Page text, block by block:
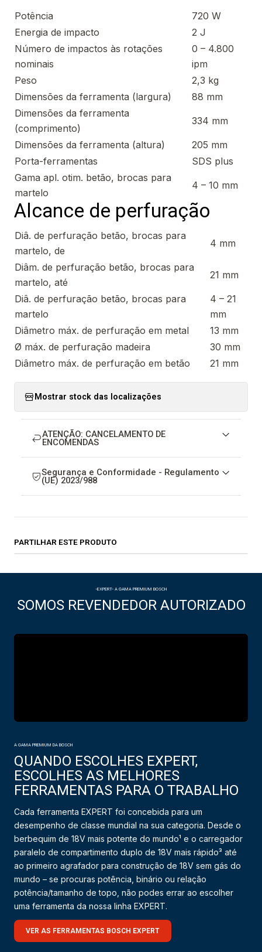
Potência
720 W
Energia de impacto
2 J
Número de impactos às rotações
nominais
0 – 4.800
ipm
Peso
2,3 kg
Dimensões da ferramenta (largura)
88 mm
Dimensões da ferramenta
(comprimento)
334 mm
Dimensões da ferramenta (altura)
205 mm
Porta-ferramentas
SDS plus
Gama apl. otim. betão, brocas para
martelo
4 – 10 mm
Alcance de perfuração
Diâ. de perfuração betão, brocas para
martelo, de
4 mm
Diâm. de perfuração betão, brocas para
martelo, até
21 mm
Diâ. de perfuração betão, brocas para
martelo
4 – 21
mm
Diâmetro máx. de perfuração em metal
13 mm
Ø máx. de perfuração madeira
30 mm
Diâmetro máx. de perfuração em betão
21 mm
Mostrar stock das localizações
ATENÇÃO: CANCELAMENTO DE
ENCOMENDAS
Segurança e Conformidade - Regulamento
(UE) 2023/988
PARTILHAR ESTE PRODUTO
-EXPERT- A GAMA PREMIUM BOSCH
SOMOS REVENDEDOR AUTORIZADO
A GAMA PREMIUM DA BOSCH
QUANDO ESCOLHES EXPERT,
ESCOLHES AS MELHORES
FERRAMENTAS PARA O TRABALHO
Cada ferramenta EXPERT foi concebida para um
desempenho de classe mundial na sua categoria. Desde o
berbequim de 18V mais potente do mundo¹ e o carregador
paralelo de compartimento duplo de 18V mais rápido³ até
ao primeiro agrafador para construção de 18V sem gás do
mundo – se procuras potência, binário ou relação
potência/tamanho de topo, não podes errar ao escolher
uma ferramenta da nossa linha EXPERT.
VER AS FERRAMENTAS BOSCH EXPERT